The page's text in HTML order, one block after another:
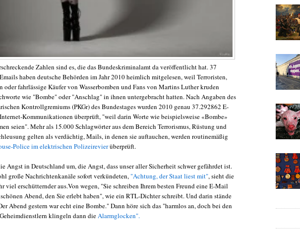
Zahlen sind es, die das Bundeskriminalamt da veröffentlicht hat. 37
haben deutsche Behörden im Jahr 2010 heimlich mitgelesen, weil Terroristen,
oder fahrlässige Käufer von Wasserbomben und Fans von Martins Luther kruden
wie "Bombe" oder "Anschlag" in ihnen untergebracht hatten. Nach Angaben des
Kontrollgremiums (PKGr) des Bundestages wurden 2010 genau 37.292862 E-
Kommunikationen überprüft, "weil darin Worte wie beispielsweise «Bombe»
seien". Mehr als 15.000 Schlagwörter aus dem Bereich Terrorismus, Rüstung und
gelten als verdächtig, Mails, in denen sie auftauchen, werden routinemäßig
Police im elektrischen Polizeirevierüberprüft.
Angst in Deutschland um, die Angst, dass unser aller Sicherheit schwer gefährdet ist.
große Nachrichtenkanäle sofort verkündeten, "Achtung, der Staat liest mit", sieht die
viel erschütternder aus.Von wegen, "Sie schreiben Ihrem besten Freund eine E-Mail
Abend, den Sie erlebt haben", wie ein RTL-Dichter schreibt. Und darin stände
Abend gestern war echt eine Bombe." Dann höre sich das "harmlos an, doch bei den
klingeln dann die Alarmglocken".